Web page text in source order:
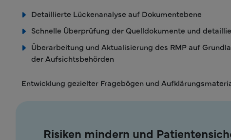
Detaillierte Lückenanalyse auf Dokumentebene
Schnelle Überprüfung der Quelldokumente und
Überarbeitung und Aktualisierung des RMP auf
der Aufsichtsbehörden
Entwicklung gezielter Fragebögen und
Risiken mindern und